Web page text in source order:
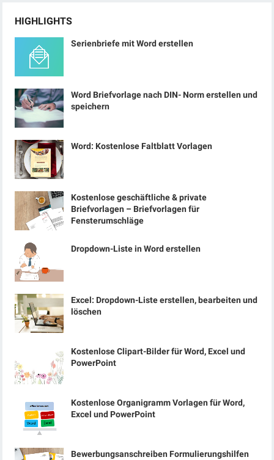
HIGHLIGHTS
Serienbriefe mit Word erstellen
Word Briefvorlage nach DIN- Norm erstellen und
speichern
Word: Kostenlose Faltblatt Vorlagen
Kostenlose geschäftliche & private
Briefvorlagen – Briefvorlagen für
Fensterumschläge
Dropdown-Liste in Word erstellen
Excel: Dropdown-Liste erstellen, bearbeiten und
löschen
Kostenlose Clipart-Bilder für Word, Excel und
PowerPoint
Kostenlose Organigramm Vorlagen für Word,
Excel und PowerPoint
Bewerbungsanschreiben Formulierungshilfen